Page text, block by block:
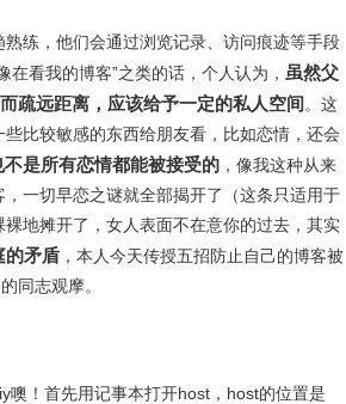
练，他们会通过浏览记录、访问痕迹等手段
看我的博客”之类的话，个人认为， 虽然父
疏远距离，应该给予一定的私人空间。这
比较敏感的东西给朋友看，比如恋情，还会
是所有恋情都能被接受的 ，像我这种从来
一切早恋之谜就全部揭开了（这条只适用于
地摊开了，女人表面不在意你的过去，其实
的矛盾 ，本人今天传授五招防止自己的博客被
同志观摩。
噢！首先用记事本打开host，host的位置是